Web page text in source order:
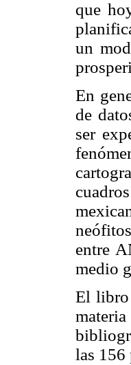
que
un
En
de
ser
entre
medio
El libro
las 156